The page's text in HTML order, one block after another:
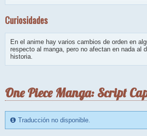
Curiosidades
En el anime hay varios cambios de orden en
respecto al manga, pero no afectan en nada al
historia.
One Piece Manga: Script
Traducción no disponible.